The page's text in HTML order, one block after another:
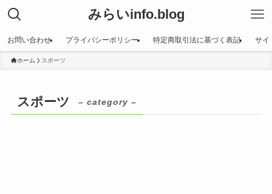
みらいinfo.blog
お問い合わせ プライバシーポリシー 特定商取引法に基づく表記 サイ
ホーム スポーツ
スポーツ – category –